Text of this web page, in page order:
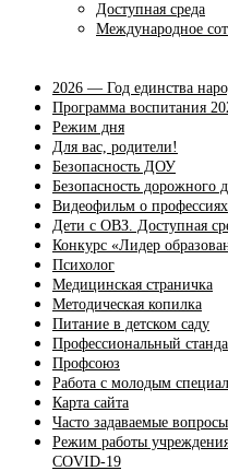
Доступная среда
Международное
2026 — Год единства
Программа воспитания
Режим дня
Для вас, родители!
Безопасность ДОУ
Безопасность
Видеофильм о
Дети с ОВЗ. Доступная
Конкурс «Лидер
Психолог
Медицинская страничка
Методическая копилка
Питание в детском саду
Профессиональный
Профсоюз
Работа с молодым
Карта сайта
Часто задаваемые вопросы
Режим работы
COVID-19